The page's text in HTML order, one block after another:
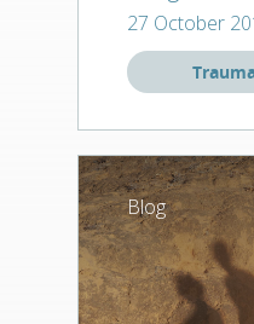
27 October
Blog